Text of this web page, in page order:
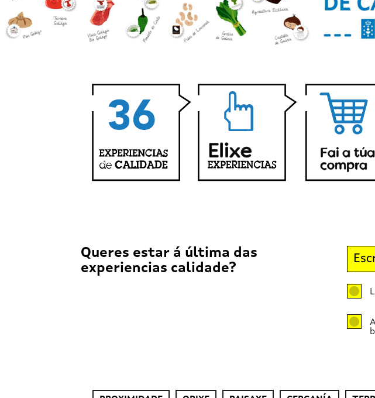
Queres estar á última das
experiencias calidade?